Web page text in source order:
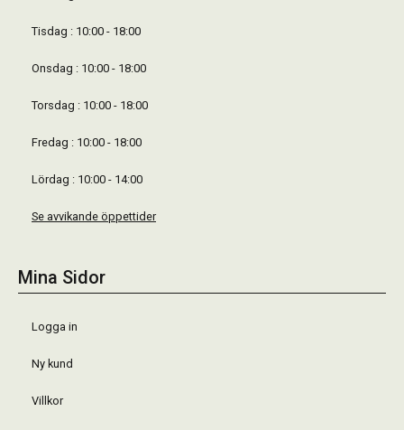
Tisdag : 10:00 - 18:00
Onsdag : 10:00 - 18:00
Torsdag : 10:00 - 18:00
Fredag : 10:00 - 18:00
Lördag : 10:00 - 14:00
Se avvikande öppettider
Mina Sidor
Logga in
Ny kund
Villkor